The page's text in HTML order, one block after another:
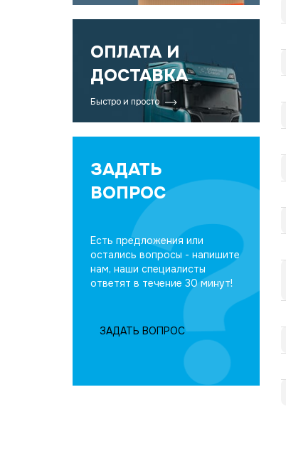
ОПЛАТА И
ДОСТАВКА
Быстро и просто
ЗАДАТЬ
ВОПРОС
Есть предложения или
остались вопросы - напишите
нам, наши специалисты
ответят в течение 30 минут!
ЗАДАТЬ ВОПРОС